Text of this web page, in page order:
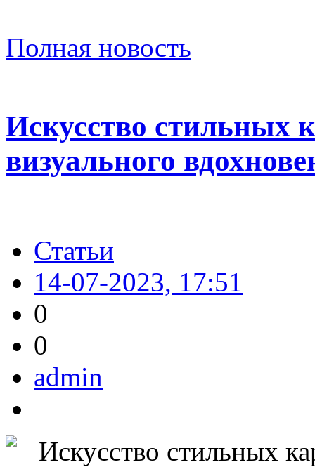
Полная новость
Искусство стильных
визуального
Статьи
14-07-2023, 17:51
0
0
admin